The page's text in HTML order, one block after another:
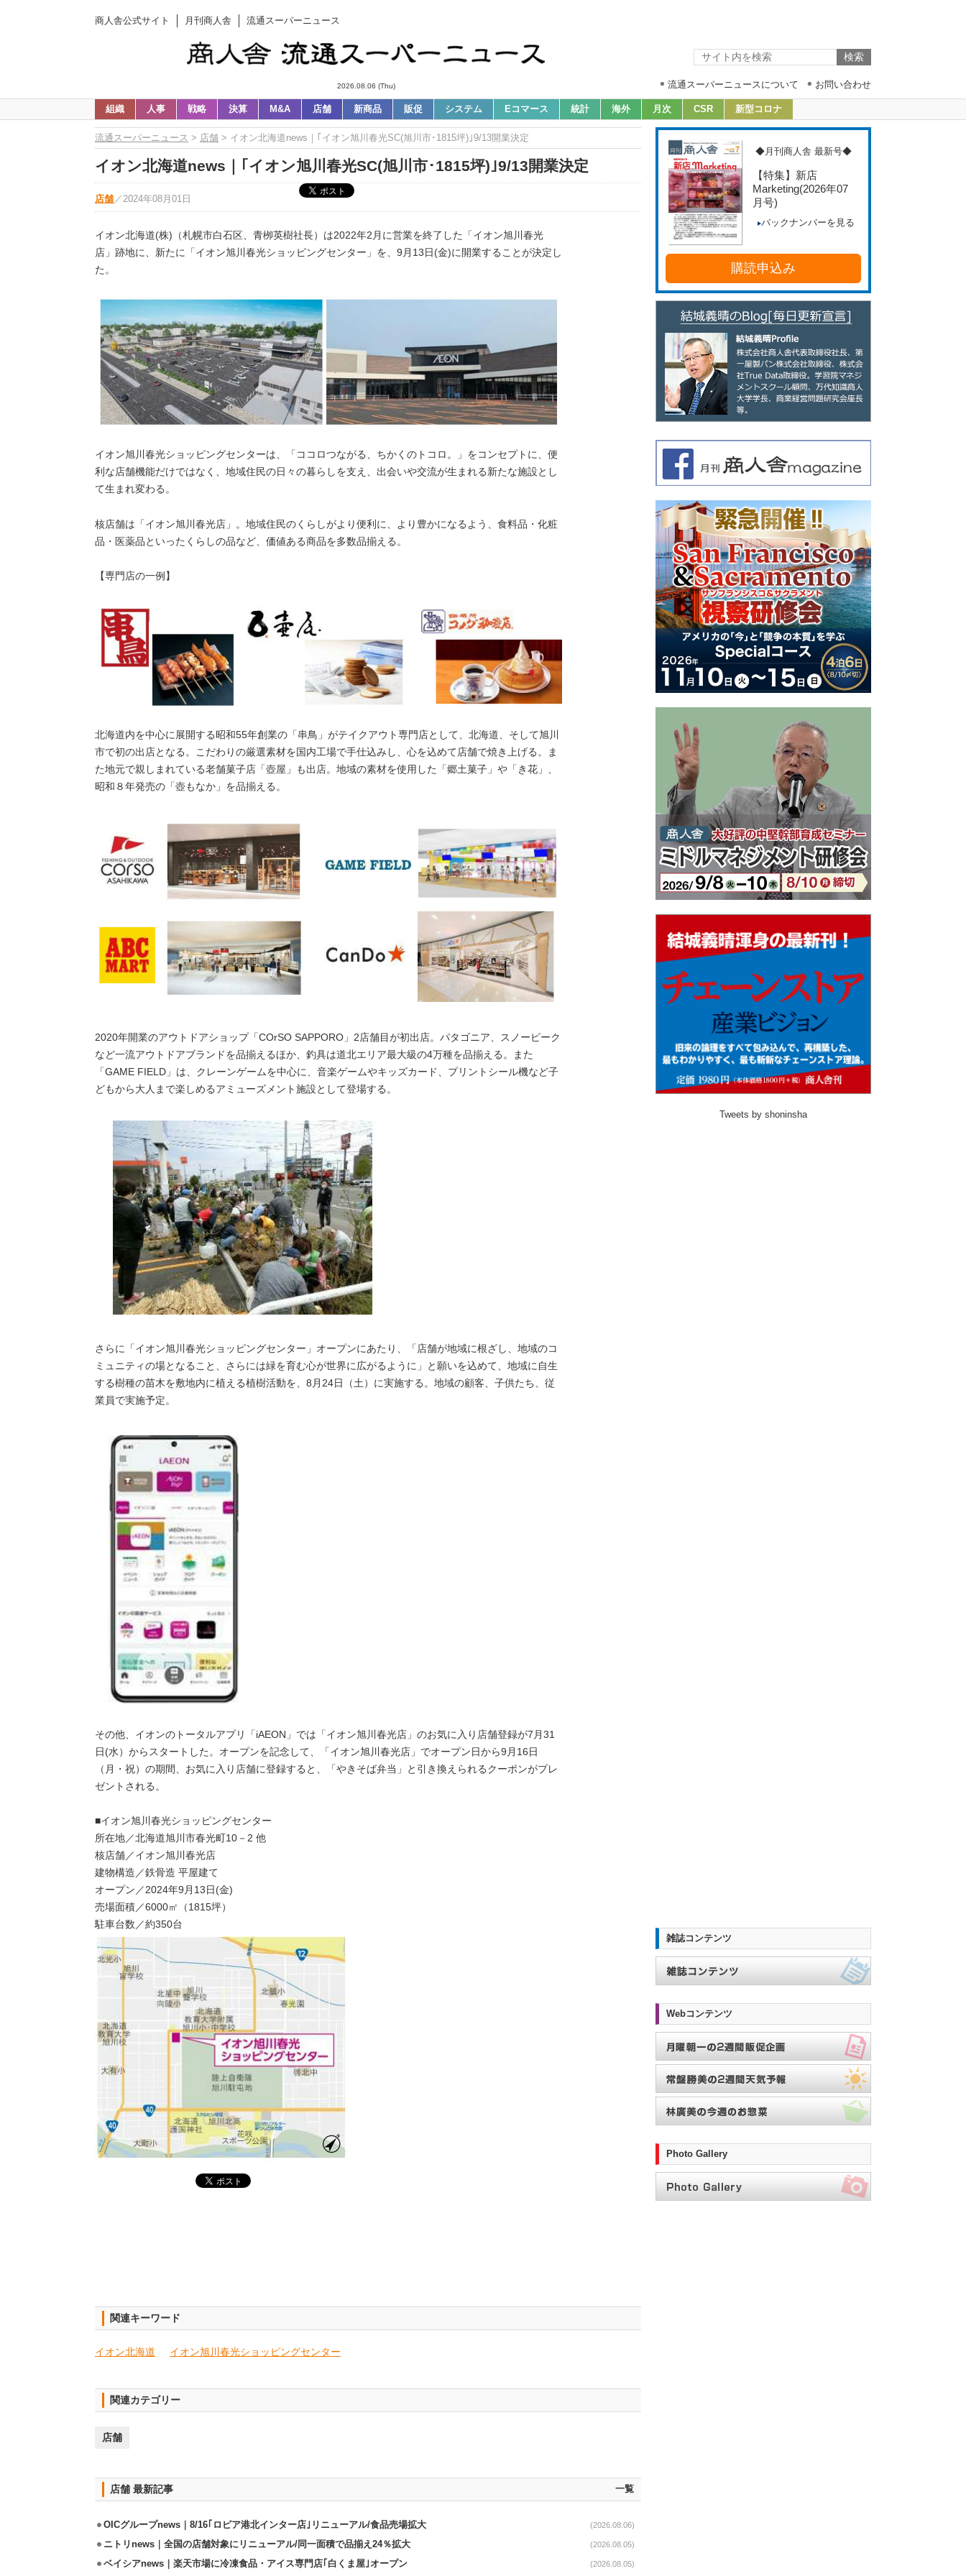
商人舎公式サイト 月刊商人舎 流通スーパーニュース
2026.08.06 (Thu) 流通スーパーニュースについて お問い合わせ
組織 人事 戦略 決算 M&A 店舗 新商品 販促 システム Eコマース 統計 海外 月次 CSR 新型コロナ
流通スーパーニュース > 店舗 > イオン北海道news｜｢イオン旭川春光SC(旭川市･1815坪)｣9/13開業決定
イオン北海道news｜｢イオン旭川春光SC(旭川市･1815坪)｣9/13開業決定
店舗 ／ 2024年08月01日
イオン北海道(株)（札幌市白石区、青栁英樹社長）は2022年2月に営業を終了した「イオン旭川春光
店」跡地に、新たに「イオン旭川春光ショッピングセンター」を、9月13日(金)に開業することが決定し
た。
イオン旭川春光ショッピングセンターは、「ココロつながる、ちかくのトコロ。」をコンセプトに、便
利な店舗機能だけではなく、地域住民の日々の暮らしを支え、出会いや交流が生まれる新たな施設とし
て生まれ変わる。
核店舗は「イオン旭川春光店」。地域住民のくらしがより便利に、より豊かになるよう、食料品・化粧
品・医薬品といったくらしの品など、価値ある商品を多数品揃える。
【専門店の一例】
北海道内を中心に展開する昭和55年創業の「串鳥」がテイクアウト専門店として、北海道、そして旭川
市で初の出店となる。こだわりの厳選素材を国内工場で手仕込みし、心を込めて店舗で焼き上げる。ま
た地元で親しまれている老舗菓子店「壺屋」も出店。地域の素材を使用した「郷土菓子」や「き花」、
昭和８年発売の「壺もなか」を品揃える。
2020年開業のアウトドアショップ「COrSO SAPPORO」2店舗目が初出店。パタゴニア、スノーピーク
など一流アウトドアブランドを品揃えるほか、釣具は道北エリア最大級の4万種を品揃える。また
「GAME FIELD」は、クレーンゲームを中心に、音楽ゲームやキッズカード、プリントシール機など子
どもから大人まで楽しめるアミューズメント施設として登場する。
さらに「イオン旭川春光ショッピングセンター」オープンにあたり、「店舗が地域に根ざし、地域のコ
ミュニティの場となること、さらには緑を育む心が世界に広がるように」と願いを込めて、地域に自生
する樹種の苗木を敷地内に植える植樹活動を、8月24日（土）に実施する。地域の顧客、子供たち、従
業員で実施予定。
その他、イオンのトータルアプリ「iAEON」では「イオン旭川春光店」のお気に入り店舗登録が7月31
日(水）からスタートした。オープンを記念して、「イオン旭川春光店」でオープン日から9月16日
（月・祝）の期間、お気に入り店舗に登録すると、「やきそば弁当」と引き換えられるクーポンがプレ
ゼントされる。
■イオン旭川春光ショッピングセンター
所在地／北海道旭川市春光町10－2 他
核店舗／イオン旭川春光店
建物構造／鉄骨造 平屋建て
オープン／2024年9月13日(金)
売場面積／6000㎡（1815坪）
駐車台数／約350台
関連キーワード
イオン北海道 イオン旭川春光ショッピングセンター
関連カテゴリー
店舗
店舗 最新記事 一覧
OICグループnews｜8/16｢ロピア港北インター店｣リニューアル/食品売場拡大 (2026.08.06)
ニトリnews｜全国の店舗対象にリニューアル/同一面積で品揃え24％拡大 (2026.08.05)
ベイシアnews｜楽天市場に冷凍食品・アイス専門店｢白くま屋｣オープン (2026.08.05)
◆月刊商人舎 最新号◆
【特集】新店
Marketing(2026年07
月号)
バックナンバーを見る
購読申込み
Tweets by shoninsha
雑誌コンテンツ
Webコンテンツ
Photo Gallery